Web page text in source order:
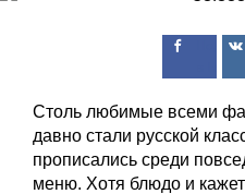
Столь любимые всеми
давно стали русской
прописались среди
меню. Хотя блюдо и